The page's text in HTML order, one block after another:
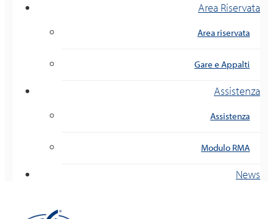
Area Riservata
Area riservata
Gare e Appalti
Assistenza
Assistenza
Modulo RMA
News